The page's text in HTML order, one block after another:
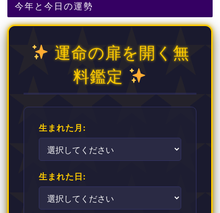
今年と今日の運勢
運命の扉を開く無
料鑑定
生まれた月:
生まれた日: